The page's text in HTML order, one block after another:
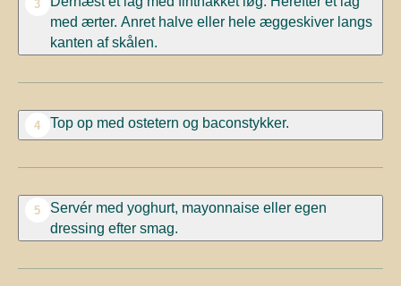
3
med ærter. Anret halve eller hele æggeskiver langs
kanten af skålen.
4 Top op med ostetern og baconstykker.
5
Servér med yoghurt, mayonnaise eller egen
dressing efter smag.